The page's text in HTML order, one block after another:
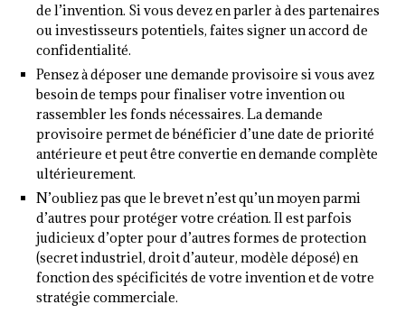
de l’invention. Si vous devez en parler à des partenaires
ou investisseurs potentiels, faites signer un accord de
confidentialité.
Pensez à déposer une demande provisoire si vous avez
besoin de temps pour finaliser votre invention ou
rassembler les fonds nécessaires. La demande
provisoire permet de bénéficier d’une date de priorité
antérieure et peut être convertie en demande complète
ultérieurement.
N’oubliez pas que le brevet n’est qu’un moyen parmi
d’autres pour protéger votre création. Il est parfois
judicieux d’opter pour d’autres formes de protection
(secret industriel, droit d’auteur, modèle déposé) en
fonction des spécificités de votre invention et de votre
stratégie commerciale.